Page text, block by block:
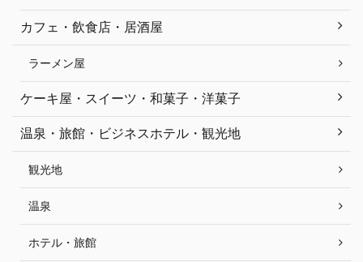
カフェ・飲食店・居酒屋
ラーメン屋
ケーキ屋・スイーツ・和菓子・洋菓子
温泉・旅館・ビジネスホテル・観光地
観光地
温泉
ホテル・旅館